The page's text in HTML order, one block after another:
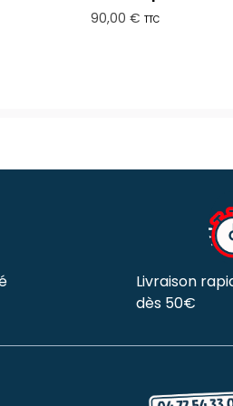
90,00 € TTC
Livraison
dès 50€